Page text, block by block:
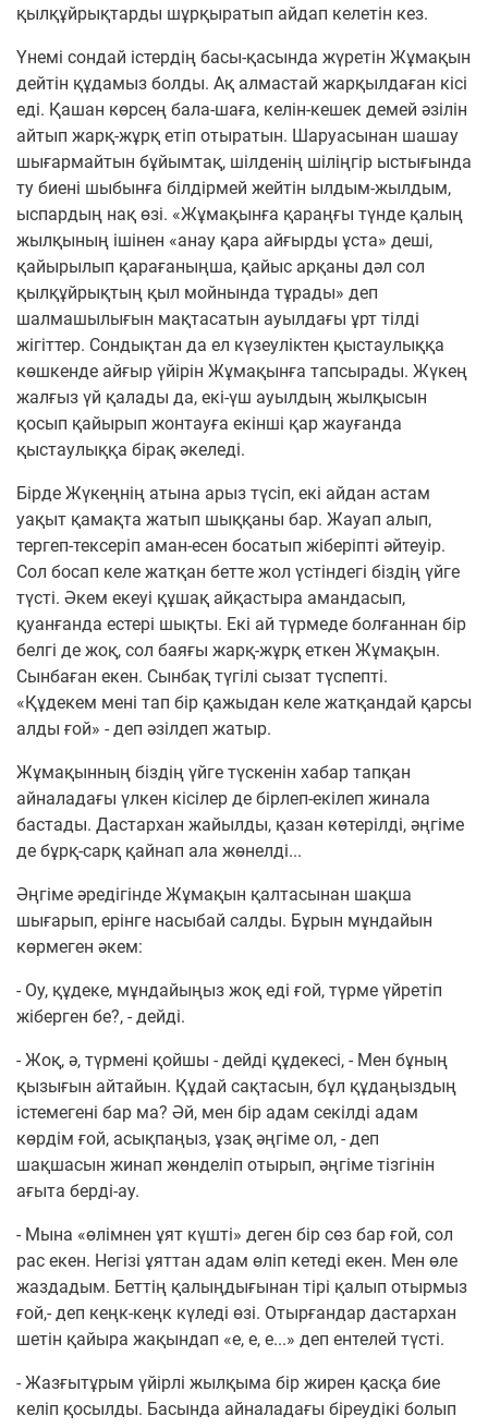
қылқұйрықтарды шұрқыратып айдап келетін кез.
Үнемі сондай істердің басы-қасында жүретін Жұмақын
дейтін құдамыз болды. Ақ алмастай жарқылдаған кісі
еді. Қашан көрсең бала-шаға, келін-кешек демей әзілін
айтып жарқ-жұрқ етіп отыратын. Шаруасынан шашау
шығармайтын бұйымтақ, шілденің шіліңгір ыстығында
ту биені шыбынға білдірмей жейтін ылдым-жылдым,
ыспардың нақ өзі. «Жұмақынға қараңғы түнде қалың
жылқының ішінен «анау қара айғырды ұста» деші,
қайырылып қарағаныңша, қайыс арқаны дәл сол
қылқұйрықтың қыл мойнында тұрады» деп
шалмашылығын мақтасатын ауылдағы ұрт тілді
жігіттер. Сондықтан да ел күзеуліктен қыстаулыққа
көшкенде айғыр үйірін Жұмақынға тапсырады. Жүкең
жалғыз үй қалады да, екі-үш ауылдың жылқысын
қосып қайырып жонтауға екінші қар жауғанда
қыстаулыққа бірақ әкеледі.
Бірде Жүкеңнің атына арыз түсіп, екі айдан астам
уақыт қамақта жатып шыққаны бар. Жауап алып,
тергеп-тексеріп аман-есен босатып жіберіпті әйтеуір.
Сол босап келе жатқан бетте жол үстіндегі біздің үйге
түсті. Әкем екеуі құшақ айқастыра амандасып,
қуанғанда естері шықты. Екі ай түрмеде болғаннан бір
белгі де жоқ, сол баяғы жарқ-жұрқ еткен Жұмақын.
Сынбаған екен. Сынбақ түгілі сызат түспепті.
«Құдекем мені тап бір қажыдан келе жатқандай қарсы
алды ғой» - деп әзілдеп жатыр.
Жұмақынның біздің үйге түскенін хабар тапқан
айналадағы үлкен кісілер де бірлеп-екілеп жинала
бастады. Дастархан жайылды, қазан көтерілді, әңгіме
де бұрқ-сарқ қайнап ала жөнелді...
Әңгіме әредігінде Жұмақын қалтасынан шақша
шығарып, ерінге насыбай салды. Бұрын мұндайын
көрмеген әкем:
- Оу, құдеке, мұндайыңыз жоқ еді ғой, түрме үйретіп
жіберген бе?, - дейді.
- Жоқ, ә, түрмені қойшы - дейді құдекесі, - Мен бұның
қызығын айтайын. Құдай сақтасын, бұл құдаңыздың
істемегені бар ма? Әй, мен бір адам секілді адам
көрдім ғой, асықпаңыз, ұзақ әңгіме ол, - деп
шақшасын жинап жөнделіп отырып, әңгіме тізгінін
ағыта берді-ау.
- Мына «өлімнен ұят күшті» деген бір сөз бар ғой, сол
рас екен. Негізі ұяттан адам өліп кетеді екен. Мен өле
жаздадым. Беттің қалыңдығынан тірі қалып отырмыз
ғой,- деп кеңк-кеңк күледі өзі. Отырғандар дастархан
шетін қайыра жақындап «е, е, е...» деп ентелей түсті.
- Жазғытұрым үйірлі жылқыма бір жирен қасқа бие
келіп қосылды. Басында айналадағы біреудікі болып